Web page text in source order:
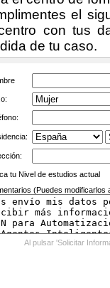
el
con tus
de tu caso.
tu Nivel de estudios actual
(Puedes modificarlos
Al pulsar 'Solicitar